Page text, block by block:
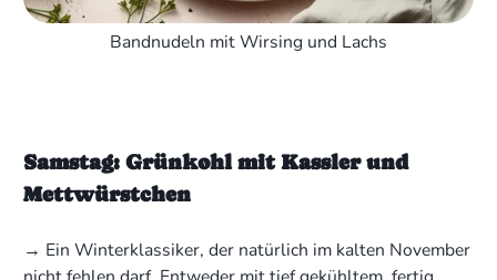
Bandnudeln mit Wirsing und Lachs
Samstag: Grünkohl mit Kassler und
Mettwürstchen
→ Ein Winterklassiker, der natürlich im kalten November